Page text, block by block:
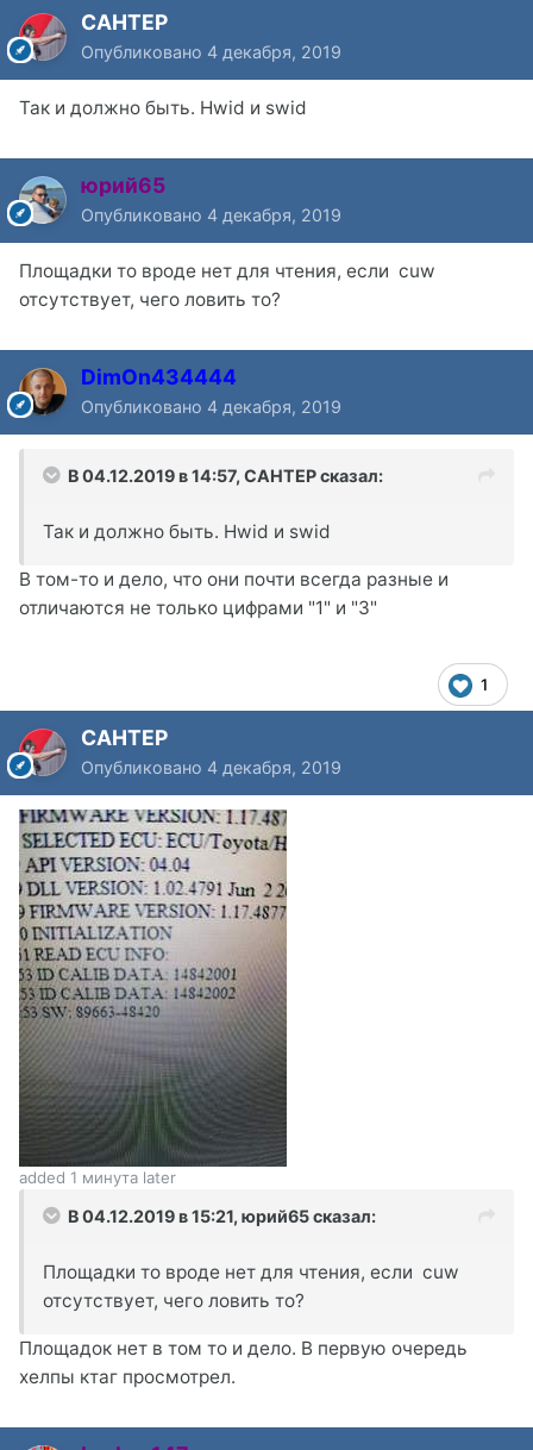
CAHTEP
Опубликовано 4 декабря, 2019
Так и должно быть. Hwid и swid
юрий65
Опубликовано 4 декабря, 2019
Площадки то вроде нет для чтения, если cuw
отсутствует, чего ловить то?
DimOn434444
Опубликовано 4 декабря, 2019
В 04.12.2019 в 14:57, CAHTEPсказал:
Так и должно быть. Hwid и swid
В том-то и дело, что они почти всегда разные и
отличаются не только цифрами "1" и "3"
1
CAHTEP
Опубликовано 4 декабря, 2019
added 1 минута later
В 04.12.2019 в 15:21, юрий65сказал:
Площадки то вроде нет для чтения, если cuw
отсутствует, чего ловить то?
Площадок нет в том то и дело. В первую очередь
хелпы ктаг просмотрел.